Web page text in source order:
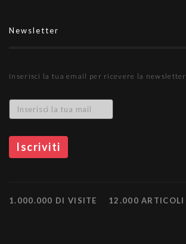
Newsletter
Inserisci la tua email per ricevere la newsletter
1.000.000 DI VISITE 12.000 ARTICOLI